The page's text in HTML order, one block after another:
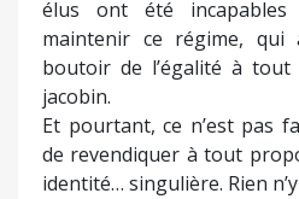
élus ont été
maintenir ce régime,
boutoir de l’égalité à tout
jacobin.
Et pourtant, ce n’est pas
de revendiquer à tout
identité… singulière. Rien